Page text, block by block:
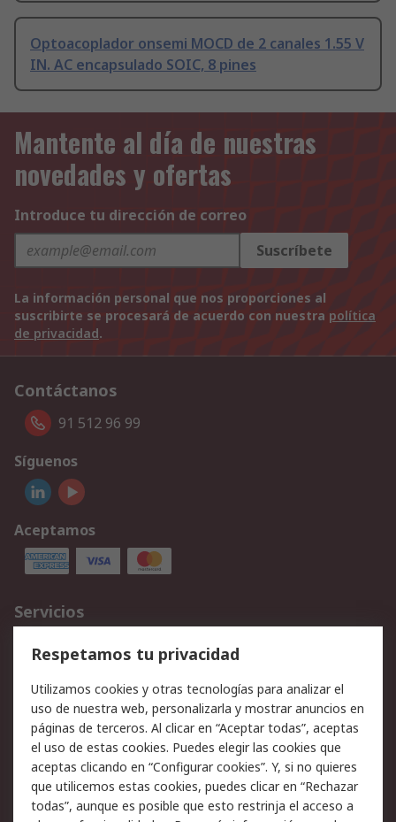
Optoacoplador onsemi MOCD de 2 canales 1.55 V
IN. AC encapsulado SOIC, 8 pines
Mantente al día de nuestras
novedades y ofertas
Introduce tu dirección de correo
Suscríbete
La información personal que nos proporciones al
suscribirte se procesará de acuerdo con nuestra política
de privacidad.
Contáctanos
91 512 96 99
Síguenos
Aceptamos
Servicios
Cómo realizar pedidos
Devoluciones
Facturación y pago
Ofertas
Soporte técnico
Legal
Aviso legal
Política de privacidad -
Actualizada
Respetamos tu privacidad
Utilizamos cookies y otras tecnologías para analizar el
uso de nuestra web, personalizarla y mostrar anuncios en
páginas de terceros. Al clicar en “Aceptar todas”, aceptas
el uso de estas cookies. Puedes elegir las cookies que
aceptas clicando en “Configurar cookies”. Y, si no quieres
que utilicemos estas cookies, puedes clicar en “Rechazar
todas”, aunque es posible que esto restrinja el acceso a